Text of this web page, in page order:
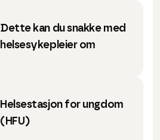
Dette kan du snakke med
helsesykepleier om
Helsestasjon for ungdom
(HFU)